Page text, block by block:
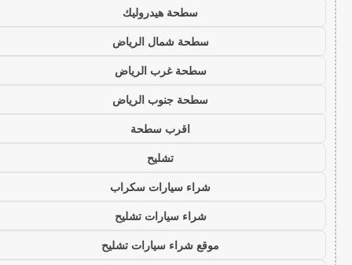
سطحة هيدروليك
سطحة شمال الرياض
سطحة غرب الرياض
سطحة جنوب الرياض
اقرب سطحة
تشليح
شراء سيارات سكراب
شراء سيارات تشليح
موقع شراء سيارات تشليح